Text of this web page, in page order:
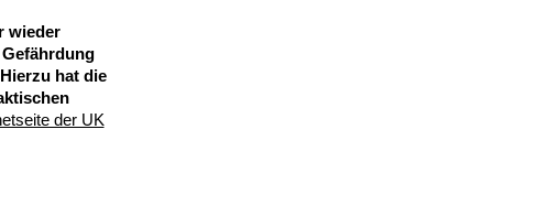
wieder
hat die
der UK